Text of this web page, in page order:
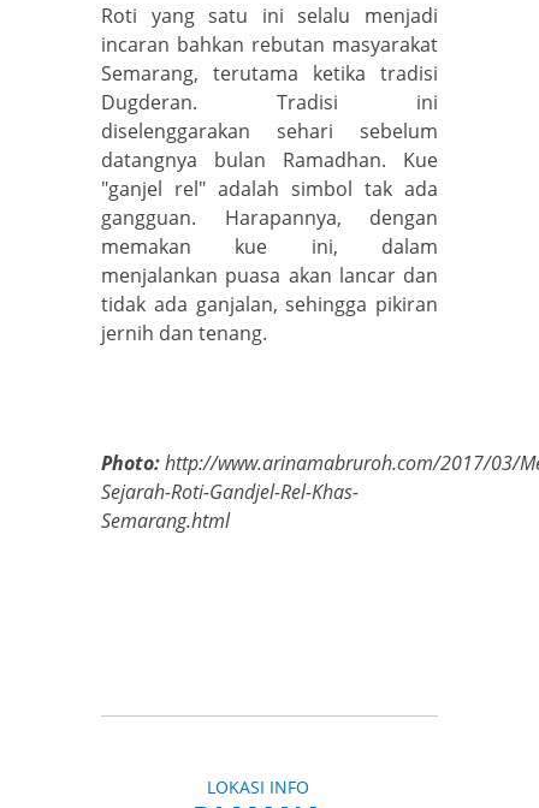
Roti yang satu ini selalu menjadi
incaran bahkan rebutan masyarakat
Semarang, terutama ketika tradisi
Dugderan. Tradisi ini
diselenggarakan sehari sebelum
datangnya bulan Ramadhan. Kue
"ganjel rel" adalah simbol tak ada
gangguan. Harapannya, dengan
memakan kue ini, dalam
menjalankan puasa akan lancar dan
tidak ada ganjalan, sehingga pikiran
jernih dan tenang.
Photo:http://www.arinamabruroh.com/2017/03/
Sejarah-Roti-Gandjel-Rel-Khas-
Semarang.html
LOKASI INFO